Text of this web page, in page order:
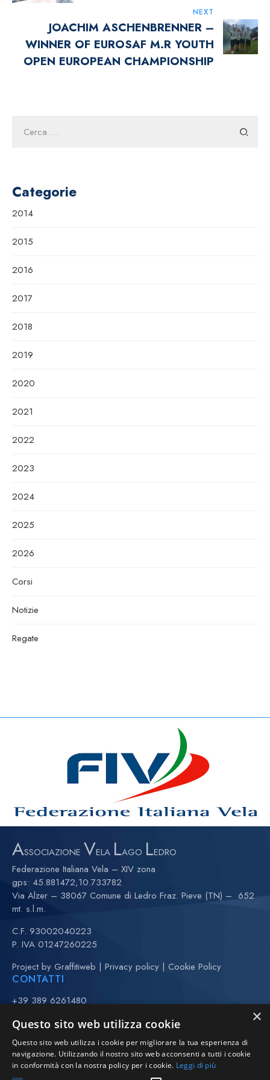
NEXT
JOACHIM ASCHENBRENNER –
WINNER OF EUROSAF M.R YOUTH
OPEN EUROPEAN CHAMPIONSHIP
per:
Categorie
2014
2015
2016
2017
2018
2019
2020
2021
2022
2023
2024
2025
2026
Corsi
Notizie
Regate
ASSOCIAZIONE VELA LAGO LEDRO
Federazione Italiana Vela – XIV zona
gps: 45.881472,10.733782
Via Alzer – 38067 Comune di Ledro Fraz. Pieve (TN) – 652
mt. s.l.m.
C.F. 93002040223
P. IVA 01247260225
Project by Graffitiweb | Privacy policy | Cookie Policy
CONTATTI
+39 389 6261480
(maggio-settembre)
vela@avll.it
regate@avll.it
scuolavela@avll.it
×
Questo sito web utilizza cookie
Questo sito web utilizza i cookie per migliorare la tua esperienza di
navigazione. Utilizzando il nostro sito web acconsenti a tutti i cookie
in conformità con la nostra policy per i cookie. Leggi di più